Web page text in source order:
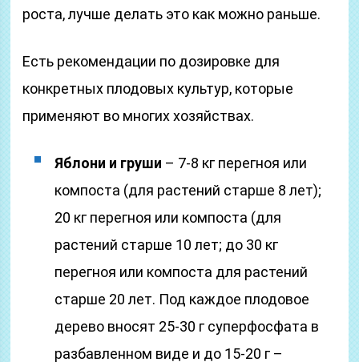
роста, лучше делать это как можно раньше.
Есть рекомендации по дозировке для
конкретных плодовых культур, которые
применяют во многих хозяйствах.
Яблони и груши – 7-8 кг перегноя или
компоста (для растений старше 8 лет);
20 кг перегноя или компоста (для
растений старше 10 лет; до 30 кг
перегноя или компоста для растений
старше 20 лет. Под каждое плодовое
дерево вносят 25-30 г суперфосфата в
разбавленном виде и до 15-20 г –